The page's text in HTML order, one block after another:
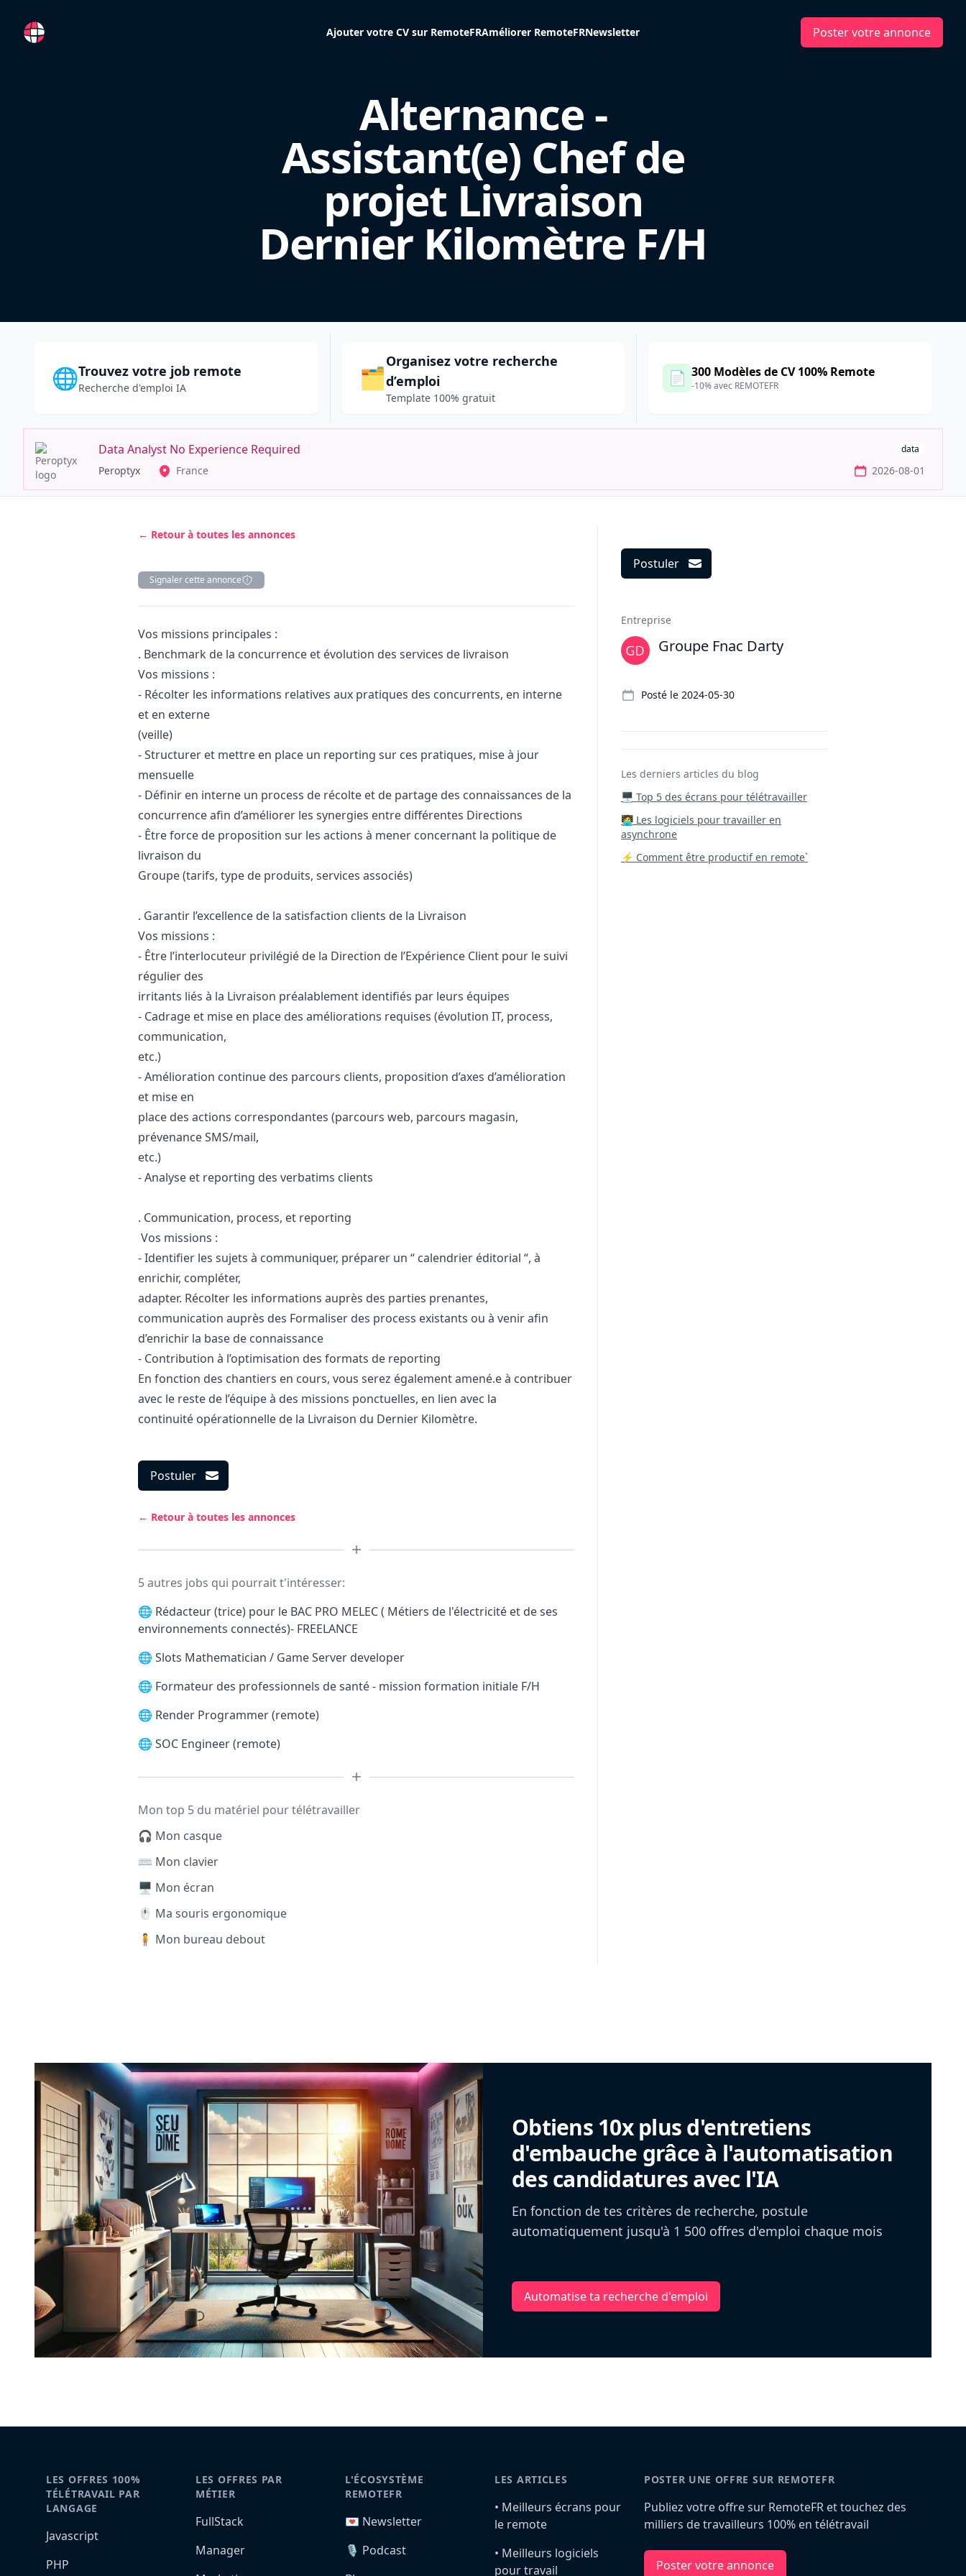
RemoteFR Ajouter votre CV sur RemoteFRAméliorer RemoteFRNewsletter Poster votre annonce
Alternance -
Assistant(e) Chef de
projet Livraison
Dernier Kilomètre F/H
🌐Trouvez votre job remote
Recherche d'emploi IA 🗂️
Organisez votre recherche
d’emploi
Template 100% gratuit
📄 300 Modèles de CV 100% Remote
-10% avec REMOTEFR
Data Analyst No Experience Required data
Peroptyx France 2026-08-01
← Retour à toutes les annonces
Signaler cette annonce
Description
Vos missions principales :
. Benchmark de la concurrence et évolution des services de livraison
Vos missions :
- Récolter les informations relatives aux pratiques des concurrents, en interne
et en externe
(veille)
- Structurer et mettre en place un reporting sur ces pratiques, mise à jour
mensuelle
- Définir en interne un process de récolte et de partage des connaissances de la
concurrence afin d’améliorer les synergies entre différentes Directions
- Être force de proposition sur les actions à mener concernant la politique de
livraison du
Groupe (tarifs, type de produits, services associés)
. Garantir l’excellence de la satisfaction clients de la Livraison
Vos missions :
- Être l’interlocuteur privilégié de la Direction de l’Expérience Client pour le suivi
régulier des
irritants liés à la Livraison préalablement identifiés par leurs équipes
- Cadrage et mise en place des améliorations requises (évolution IT, process,
communication,
etc.)
- Amélioration continue des parcours clients, proposition d’axes d’amélioration
et mise en
place des actions correspondantes (parcours web, parcours magasin,
prévenance SMS/mail,
etc.)
- Analyse et reporting des verbatims clients
. Communication, process, et reporting
Vos missions :
- Identifier les sujets à communiquer, préparer un “ calendrier éditorial “, à
enrichir, compléter,
adapter. Récolter les informations auprès des parties prenantes,
communication auprès des Formaliser des process existants ou à venir afin
d’enrichir la base de connaissance
- Contribution à l’optimisation des formats de reporting
En fonction des chantiers en cours, vous serez également amené.e à contribuer
avec le reste de l’équipe à des missions ponctuelles, en lien avec la
continuité opérationnelle de la Livraison du Dernier Kilomètre.
Postuler
← Retour à toutes les annonces
5 autres jobs qui pourrait t'intéresser:
🌐 Rédacteur (trice) pour le BAC PRO MELEC ( Métiers de l'électricité et de ses
environnements connectés)- FREELANCE
🌐 Slots Mathematician / Game Server developer
🌐 Formateur des professionnels de santé - mission formation initiale F/H
🌐 Render Programmer (remote)
🌐 SOC Engineer (remote)
Mon top 5 du matériel pour télétravailler
🎧 Mon casque
⌨️ Mon clavier
🖥️ Mon écran
🖱️ Ma souris ergonomique
🧍 Mon bureau debout
Postuler
Entreprise
Groupe Fnac Darty
Posté le 2024-05-30
Les derniers articles du blog
🖥️ Top 5 des écrans pour télétravailler
‍🧑‍💻 Les logiciels pour travailler en
asynchrone
⚡ Comment être productif en remote`
Obtiens 10x plus d'entretiens
d'embauche grâce à l'automatisation
des candidatures avec l'IA
En fonction de tes critères de recherche, postule
automatiquement jusqu'à 1 500 offres d'emploi chaque mois
Automatise ta recherche d'emploi
LES OFFRES 100%
TÉLÉTRAVAIL PAR
LANGAGE
Javascript
PHP
LES OFFRES PAR
MÉTIER
FullStack
Manager
L'ÉCOSYSTÈME
REMOTEFR
💌 Newsletter
🎙️ Podcast
LES ARTICLES
•️ Meilleurs écrans pour
le remote
•️ Meilleurs logiciels
pour travail
POSTER UNE OFFRE SUR REMOTEFR
Publiez votre offre sur RemoteFR et touchez des
milliers de travailleurs 100% en télétravail
Poster votre annonce